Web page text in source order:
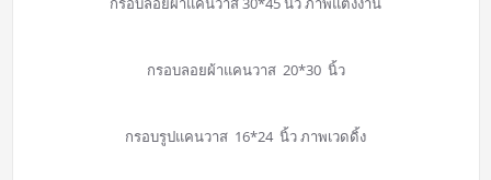
กรอบลอยผ้าแคนวาส 20*30 นิ้ว
กรอบรูปแคนวาส 16*24 นิ้ว ภาพเวดดิ้ง